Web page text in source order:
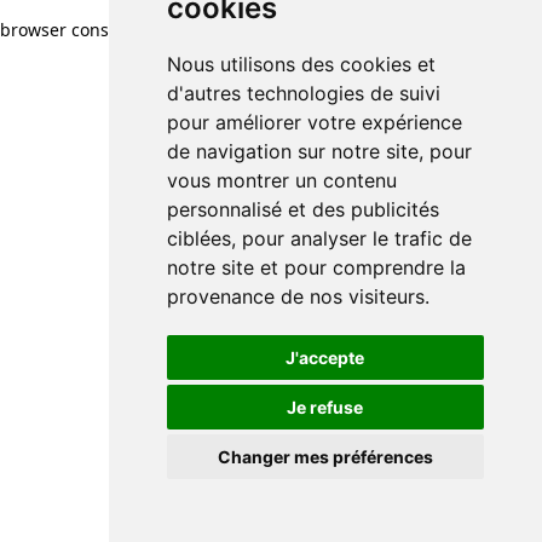
cookies
Nous utilisons des cookies et
d'autres technologies de suivi
pour améliorer votre expérience
de navigation sur notre site, pour
vous montrer un contenu
personnalisé et des publicités
ciblées, pour analyser le trafic de
notre site et pour comprendre la
provenance de nos visiteurs.
J'accepte
Je refuse
Changer mes préférences
browser console for more information)